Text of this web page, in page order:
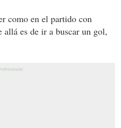
como en el partido con
es de ir a buscar un gol,